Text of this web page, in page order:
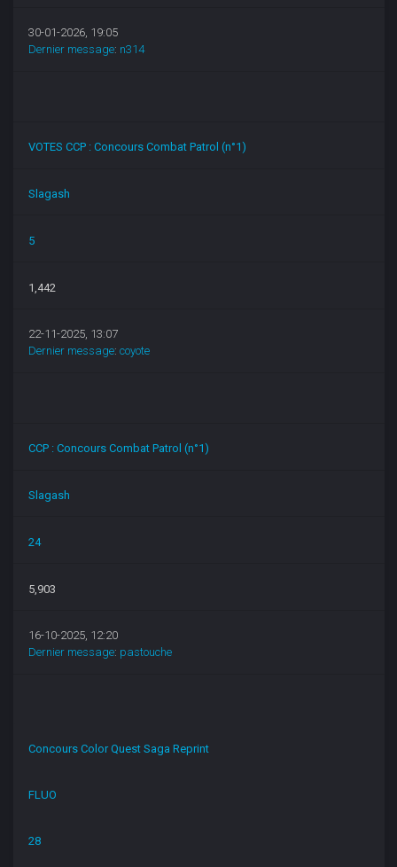
30-01-2026, 19:05
Dernier message: n314
VOTES CCP : Concours Combat Patrol (n°1)
Slagash
5
1,442
22-11-2025, 13:07
Dernier message:coyote
CCP : Concours Combat Patrol (n°1)
Slagash
24
5,903
16-10-2025, 12:20
Dernier message: pastouche
Concours Color Quest Saga Reprint
FLUO
28